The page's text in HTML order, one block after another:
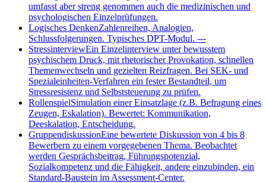
umfasst aber streng genommen auch die medizinischen und
psychologischen Einzelprüfungen.
Logisches DenkenZahlenreihen, Analogien,
Schlussfolgerungen. Typisches DPT-Modul. ---
StressinterviewEin Einzelinterview unter bewusstem
psychischem Druck, mit rhetorischer Provokation, schnellen
Themenwechseln und gezielten Reizfragen. Bei SEK- und
Spezialeinheiten-Verfahren ein fester Bestandteil, um
Stressresistenz und Selbststeuerung zu prüfen.
RollenspielSimulation einer Einsatzlage (z.B. Befragung eines
Zeugen, Eskalation). Bewertet: Kommunikation,
Deeskalation, Entscheidung.
GruppendiskussionEine bewertete Diskussion von 4 bis 8
Bewerbern zu einem vorgegebenen Thema. Beobachtet
werden Gesprächsbeitrag, Führungspotenzial,
Sozialkompetenz und die Fähigkeit, andere einzubinden, ein
Standard-Baustein im Assessment-Center.